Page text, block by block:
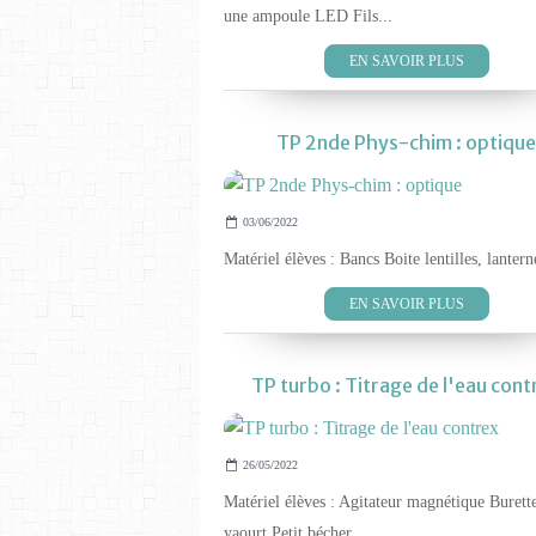
une ampoule LED Fils...
EN SAVOIR PLUS
TP 2nde Phys-chim : optique
03/06/2022
Matériel élèves : Bancs Boite lentilles,
EN SAVOIR PLUS
TP turbo : Titrage de l'eau
26/05/2022
Matériel élèves : Agitateur magnétique